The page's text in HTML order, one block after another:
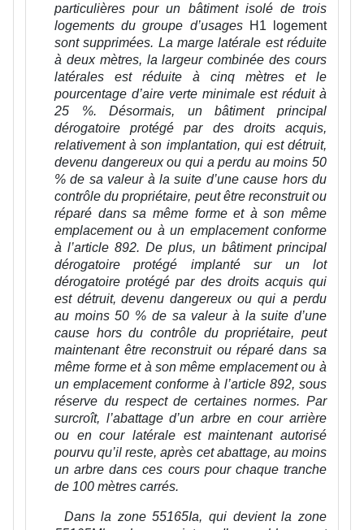
particulières pour un bâtiment isolé de trois
logements du groupe d’usages H1 logement
sont supprimées. La marge latérale est réduite
à deux mètres, la largeur combinée des cours
latérales est réduite à cinq mètres et le
pourcentage d’aire verte minimale est réduit à
25 %. Désormais, un bâtiment principal
dérogatoire protégé par des droits acquis,
relativement à son implantation, qui est détruit,
devenu dangereux ou qui a perdu au moins 50
% de sa valeur à la suite d’une cause hors du
contrôle du propriétaire, peut être reconstruit ou
réparé dans sa même forme et à son même
emplacement ou à un emplacement conforme
à l’article 892. De plus, un bâtiment principal
dérogatoire protégé implanté sur un lot
dérogatoire protégé par des droits acquis qui
est détruit, devenu dangereux ou qui a perdu
au moins 50 % de sa valeur à la suite d’une
cause hors du contrôle du propriétaire, peut
maintenant être reconstruit ou réparé dans sa
même forme et à son même emplacement ou à
un emplacement conforme à l’article 892, sous
réserve du respect de certaines normes. Par
surcroît, l’abattage d’un arbre en cour arrière
ou en cour latérale est maintenant autorisé
pourvu qu’il reste, après cet abattage, au moins
un arbre dans ces cours pour chaque tranche
de 100 mètres carrés.
Dans la zone 55165Ia, qui devient la zone